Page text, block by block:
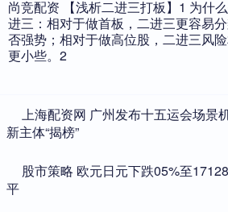
尚竞配资 【浅析二进三打板】1 为什
进三：相对于做首板，二进三更容易
否强势；相对于做高位股，二进三风
更小些。2
上海配资网 广州发布十五运会场景
新主体“揭榜”
股市策略 欧元日元下跌05%至
平